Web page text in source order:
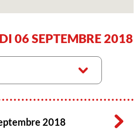
06 SEPTEMBRE 2018
2018